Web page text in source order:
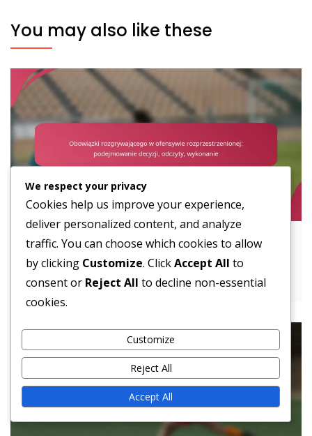
You may also like these
Obowiązki rozgrywającego w ofensywie
rozprzestrzenionej: podejmowanie decyzji,
odczyty, wykonanie
We respect your privacy
Cookies help us improve your experience,
deliver personalized content, and analyze
traffic. You can choose which cookies to allow
by clicking Customize. ClickAccept All to
consent or Reject All to decline non-essential
cookies.
Customize
Reject All
Accept All